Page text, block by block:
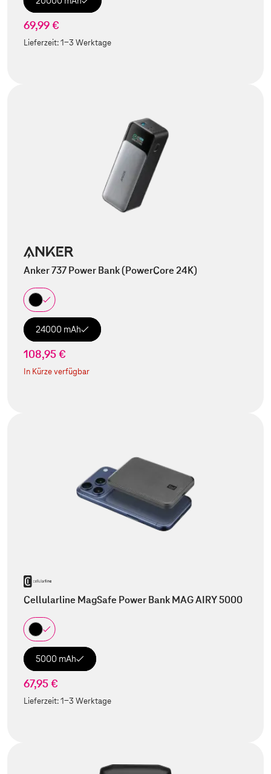
69,99 €
Lieferzeit:1-3 Werktage
Anker 737 Power Bank (PowerCore 24K)
24000 mAh
108,95 €
In Kürze verfügbar
Cellularline MagSafe Power Bank MAG AIRY 5000
5000 mAh
67,95 €
Lieferzeit:1-3 Werktage